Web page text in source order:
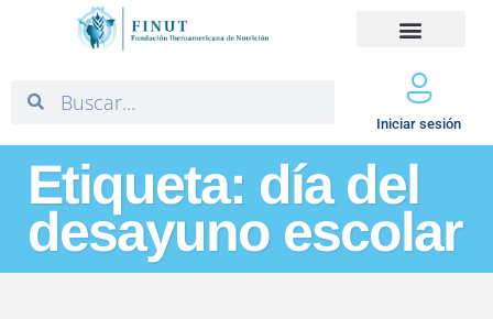
Iniciar sesión
Etiqueta: día del
desayuno escolar